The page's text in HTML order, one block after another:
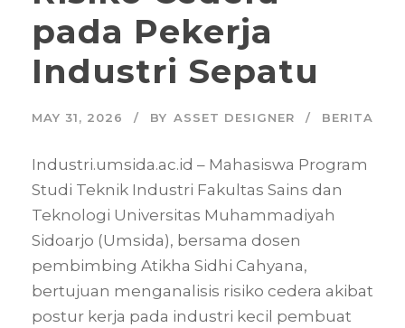
pada Pekerja
Industri Sepatu
MAY 31, 2026 BY ASSET DESIGNER BERITA
Industri.umsida.ac.id – Mahasiswa Program
Studi Teknik Industri Fakultas Sains dan
Teknologi Universitas Muhammadiyah
Sidoarjo (Umsida), bersama dosen
pembimbing Atikha Sidhi Cahyana,
bertujuan menganalisis risiko cedera akibat
postur kerja pada industri kecil pembuat